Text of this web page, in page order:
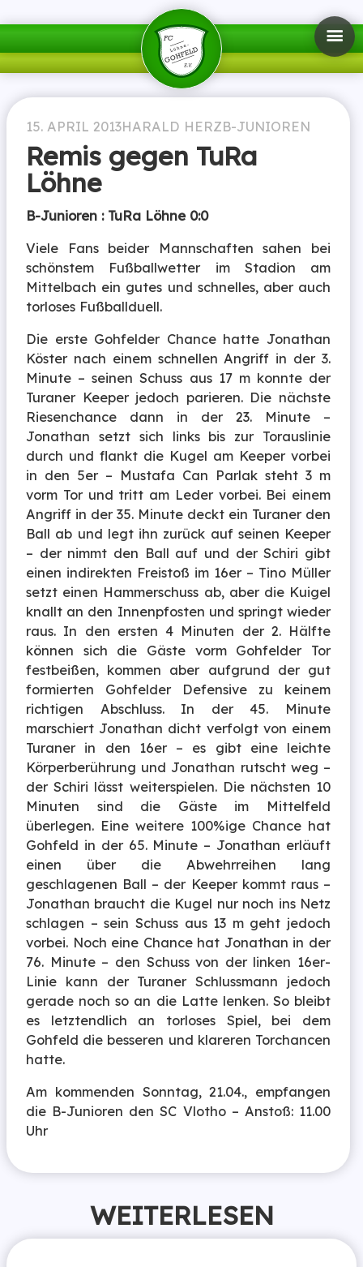
15. APRIL 2013HARALD HERZB-JUNIOREN
Remis gegen TuRa
Löhne
B-Junioren : TuRa Löhne 0:0
Viele Fans beider Mannschaften sahen bei
schönstem Fußballwetter im Stadion am
Mittelbach ein gutes und schnelles, aber auch
torloses Fußballduell.
Die erste Gohfelder Chance hatte Jonathan
Köster nach einem schnellen Angriff in der 3.
Minute – seinen Schuss aus 17 m konnte der
Turaner Keeper jedoch parieren. Die nächste
Riesenchance dann in der 23. Minute –
Jonathan setzt sich links bis zur Torauslinie
durch und flankt die Kugel am Keeper vorbei
in den 5er – Mustafa Can Parlak steht 3 m
vorm Tor und tritt am Leder vorbei. Bei einem
Angriff in der 35. Minute deckt ein Turaner den
Ball ab und legt ihn zurück auf seinen Keeper
– der nimmt den Ball auf und der Schiri gibt
einen indirekten Freistoß im 16er – Tino Müller
setzt einen Hammerschuss ab, aber die Kuigel
knallt an den Innenpfosten und springt wieder
raus. In den ersten 4 Minuten der 2. Hälfte
können sich die Gäste vorm Gohfelder Tor
festbeißen, kommen aber aufgrund der gut
formierten Gohfelder Defensive zu keinem
richtigen Abschluss. In der 45. Minute
marschiert Jonathan dicht verfolgt von einem
Turaner in den 16er – es gibt eine leichte
Körperberührung und Jonathan rutscht weg –
der Schiri lässt weiterspielen. Die nächsten 10
Minuten sind die Gäste im Mittelfeld
überlegen. Eine weitere 100%ige Chance hat
Gohfeld in der 65. Minute – Jonathan erläuft
einen über die Abwehrreihen lang
geschlagenen Ball – der Keeper kommt raus –
Jonathan braucht die Kugel nur noch ins Netz
schlagen – sein Schuss aus 13 m geht jedoch
vorbei. Noch eine Chance hat Jonathan in der
76. Minute – den Schuss von der linken 16er-
Linie kann der Turaner Schlussmann jedoch
gerade noch so an die Latte lenken. So bleibt
es letztendlich an torloses Spiel, bei dem
Gohfeld die besseren und klareren Torchancen
hatte.
Am kommenden Sonntag, 21.04., empfangen
die B-Junioren den SC Vlotho – Anstoß: 11.00
Uhr
WEITERLESEN